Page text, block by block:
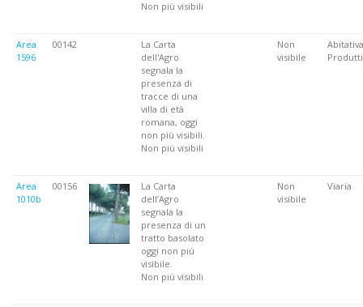
Non più visibili
Area
1596
00142
La Carta
dell'Agro
segnala la
presenza di
tracce di una
villa di età
romana, oggi
non più visibili.
Non più visibili
Non
visibile
Area
1010b
00156
La Carta
dell’Agro
segnala la
presenza di un
tratto basolato
oggi non più
visibile.
Non più visibili
Non
visibile
Viaria